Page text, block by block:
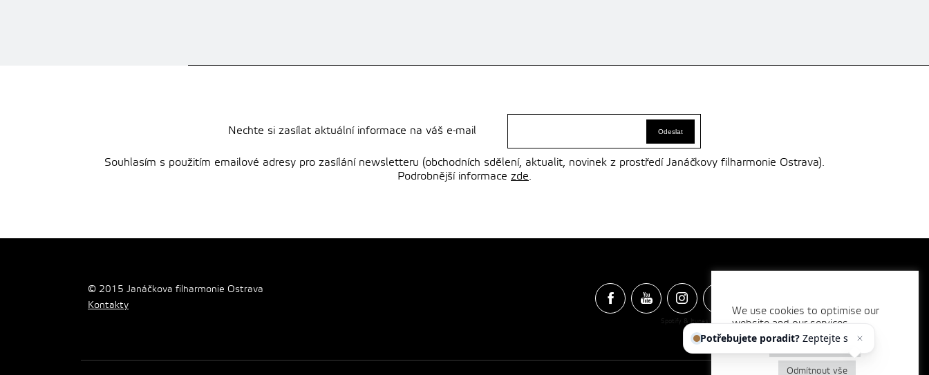
Nechte si zasílat aktuální informace na váš e-mail
Souhlasím s použitím emailové adresy pro zasílání newsletteru (obchodních sdělení, aktualit, novinek z prostředí Janáčkovy filharmonie Ostrava).
Podrobnější informace zde.
© 2015 Janáčkova filharmonie Ostrava
Kontakty
Spotify & Itunes Icons made byFreepikfrom www.flaticon.com
We use cookies to optimise our
website and our services.
Nastavení cookies
Odmítnout vše
Potřebujete poradit?Zeptejte
se našeho asistentaC